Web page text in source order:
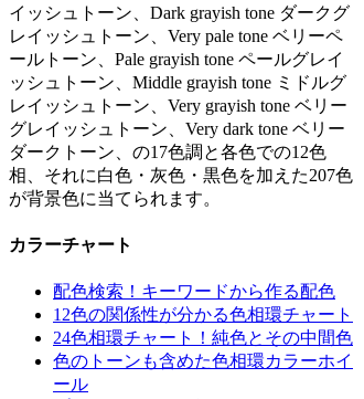
イッシュトーン、Dark grayish tone ダークグ
レイッシュトーン、Very pale tone ベリーペ
ールトーン、Pale grayish tone ペールグレイ
ッシュトーン、Middle grayish tone ミドルグ
レイッシュトーン、Very grayish tone ベリー
グレイッシュトーン、Very dark tone ベリー
ダークトーン、の17色調と各色での12色
相、それに白色・灰色・黒色を加えた207色
が背景色に当てられます。
カラーチャート
配色検索！キーワードから作る配色
12色の関係性が分かる色相環チャート
24色相環チャート！純色とその中間色
色のトーンも含めた色相環カラーホイ
ール